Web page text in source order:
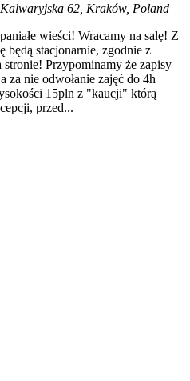
62, Kraków, Poland
wieści! Wracamy na salę! Z
będą stacjonarnie, zgodnie z
Przypominamy że zapisy
za nie odwołanie zajęć do 4h
15pln z "kaucji" którą
przed...